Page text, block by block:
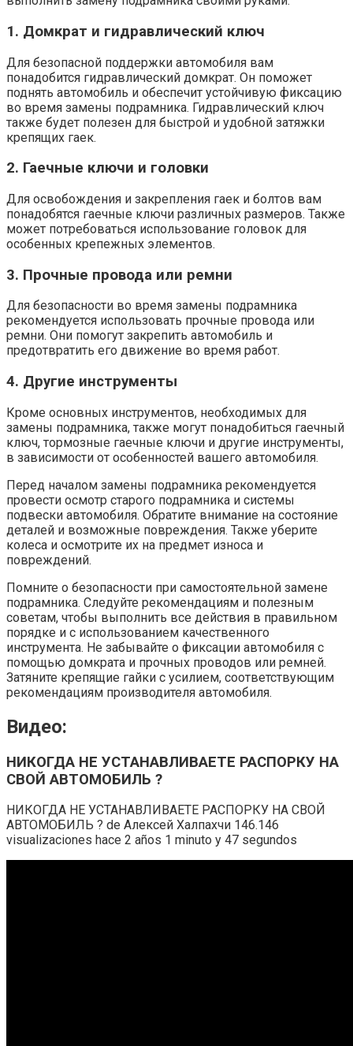
1. Домкрат и гидравлический ключ
Для безопасной поддержки автомобиля вам
понадобится гидравлический домкрат. Он поможет
поднять автомобиль и обеспечит устойчивую фиксацию
во время замены подрамника. Гидравлический ключ
также будет полезен для быстрой и удобной затяжки
крепящих гаек.
2. Гаечные ключи и головки
Для освобождения и закрепления гаек и болтов вам
понадобятся гаечные ключи различных размеров. Также
может потребоваться использование головок для
особенных крепежных элементов.
3. Прочные провода или ремни
Для безопасности во время замены подрамника
рекомендуется использовать прочные провода или
ремни. Они помогут закрепить автомобиль и
предотвратить его движение во время работ.
4. Другие инструменты
Кроме основных инструментов, необходимых для
замены подрамника, также могут понадобиться гаечный
ключ, тормозные гаечные ключи и другие инструменты,
в зависимости от особенностей вашего автомобиля.
Перед началом замены подрамника рекомендуется
провести осмотр старого подрамника и системы
подвески автомобиля. Обратите внимание на состояние
деталей и возможные повреждения. Также уберите
колеса и осмотрите их на предмет износа и
повреждений.
Помните о безопасности при самостоятельной замене
подрамника. Следуйте рекомендациям и полезным
советам, чтобы выполнить все действия в правильном
порядке и с использованием качественного
инструмента. Не забывайте о фиксации автомобиля с
помощью домкрата и прочных проводов или ремней.
Затяните крепящие гайки с усилием, соответствующим
рекомендациям производителя автомобиля.
Видео:
НИКОГДА НЕ УСТАНАВЛИВАЕТЕ РАСПОРКУ НА
СВОЙ АВТОМОБИЛЬ ?
НИКОГДА НЕ УСТАНАВЛИВАЕТЕ РАСПОРКУ НА СВОЙ
АВТОМОБИЛЬ ? de Алексей Халпахчи 146.146
visualizaciones hace 2 años 1 minuto y 47 segundos